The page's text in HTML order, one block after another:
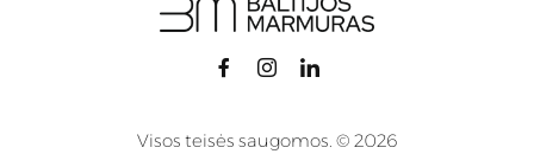
Visos teisės saugomos. © 2026